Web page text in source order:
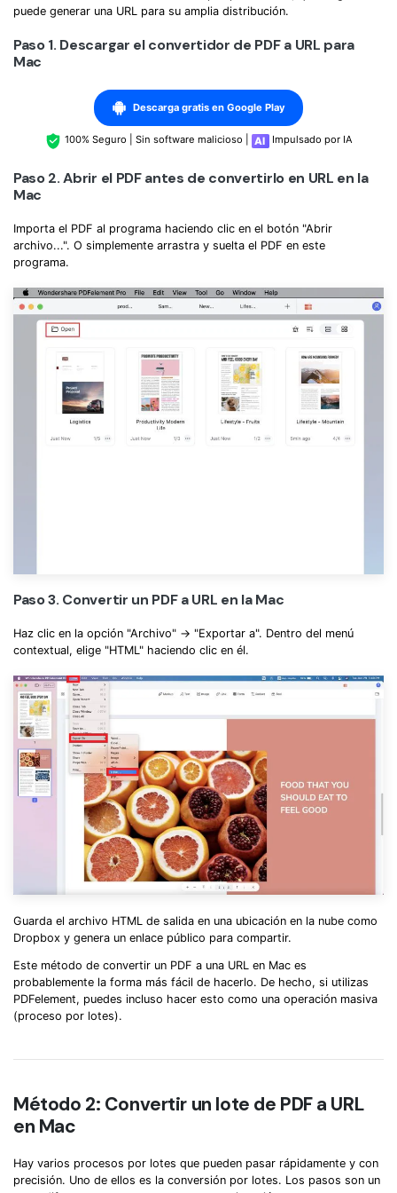
Gobierno
Publicación
Explorar todas las características
PDFelement para Android
Centro de conocimiento
Explorar más
Plantillas de PDF gratuitas
Descuento educativo
Centro de descargas
Descarga las herramientas de PDF.
Actualización
Actualizar a PDFelement V12.
puede generar una URL para su amplia distribución.
Paso 1. Descargar el convertidor de PDF a URL para
Mac
Descarga gratis en Google Play
100% Seguro | Sin software malicioso | Impulsado por IA
Paso 2. Abrir el PDF antes de convertirlo en URL en la
Mac
Importa el PDF al programa haciendo clic en el botón "Abrir
archivo...". O simplemente arrastra y suelta el PDF en este
programa.
Paso 3. Convertir un PDF a URL en la Mac
Haz clic en la opción "Archivo" → "Exportar a". Dentro del menú
contextual, elige "HTML" haciendo clic en él.
Guarda el archivo HTML de salida en una ubicación en la nube como
Dropbox y genera un enlace público para compartir.
Este método de convertir un PDF a una URL en Mac es
probablemente la forma más fácil de hacerlo. De hecho, si utilizas
PDFelement, puedes incluso hacer esto como una operación masiva
(proceso por lotes).
Método 2: Convertir un lote de PDF a URL
en Mac
Hay varios procesos por lotes que pueden pasar rápidamente y con
precisión. Uno de ellos es la conversión por lotes. Los pasos son un